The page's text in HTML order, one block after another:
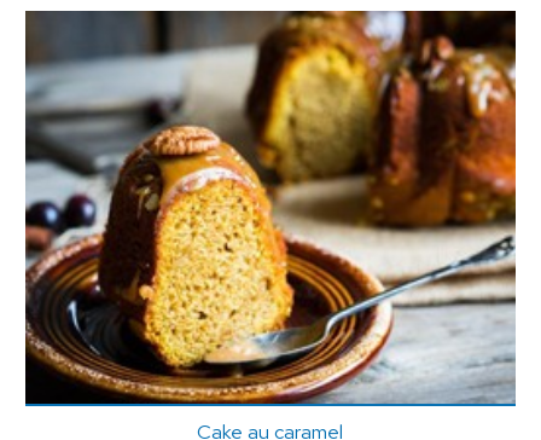
Cake au caramel